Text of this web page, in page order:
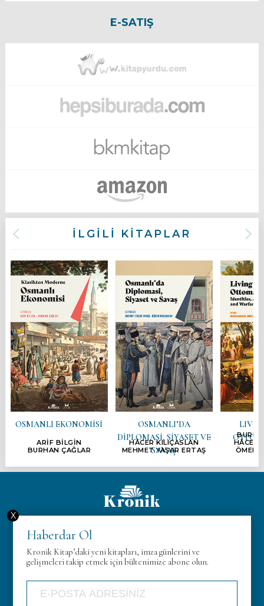
E-SATIŞ
İLGİLİ KİTAPLAR
OSMANLI EKONOMİSİ
ARİF BİLGİN
BURHAN ÇAĞLAR
OSMANLI’DA
DİPLOMASİ, SİYASET VE
SAVAŞ
HÂCER KILIÇASLAN
MEHMET YAŞAR ERTAŞ
HÂCER
ÖMER
Hakkımızda
Gizlilik Politikası
İletişim
Haberdar Ol
Kronik Kitap’daki yeni kitapları, imza günlerini ve
gelişmeleri takip etmek için bültenimize abone olun.
X